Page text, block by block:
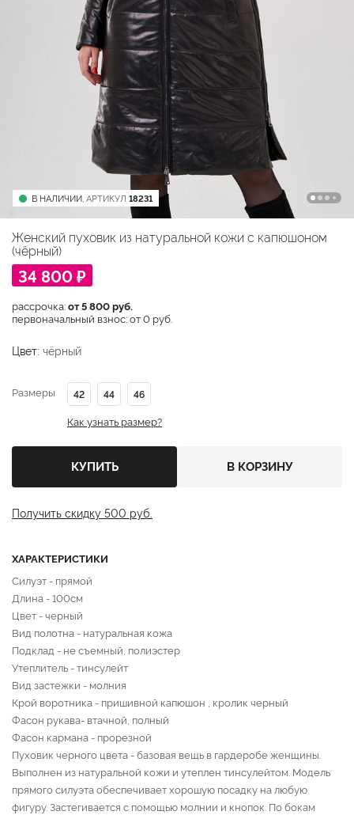
В НАЛИЧИИ, АРТИКУЛ 18231
Женский пуховик из натуральной кожи с капюшоном
(чёрный)
34 800 ₽
рассрочка:от 5 800 руб.
первоначальный взнос: от 0 руб.
Цвет: чёрный
Размеры 42 44 46
Как узнать размер?
КУПИТЬ В КОРЗИНУ
Получить скидку 500 руб.
ХАРАКТЕРИСТИКИ
Силуэт - прямой
Длина - 100см
Цвет - черный
Вид полотна - натуральная кожа
Подклад - не съемный, полиэстер
Утеплитель - тинсулейт
Вид застежки - молния
Крой воротника - пришивной капюшон , кролик черный
Фасон рукава- втачной, полный
Фасон кармана - прорезной
Пуховик черного цвета - базовая вещь в гардеробе женщины.
Выполнен из натуральной кожи и утеплен тинсулейтом. Модель
прямого силуэта обеспечивает хорошую посадку на любую
фигуру. Застегивается с помощью молнии и кнопок. По бокам